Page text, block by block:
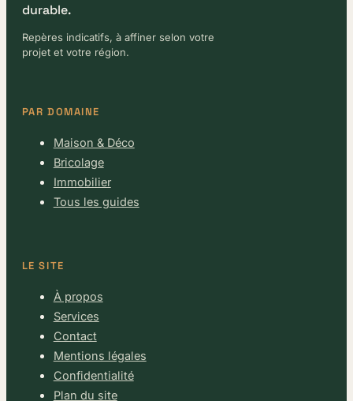
durable.
Repères indicatifs, à affiner selon votre
projet et votre région.
PAR DOMAINE
Maison & Déco
Bricolage
Immobilier
Tous les guides
LE SITE
À propos
Services
Contact
Mentions légales
Confidentialité
Plan du site